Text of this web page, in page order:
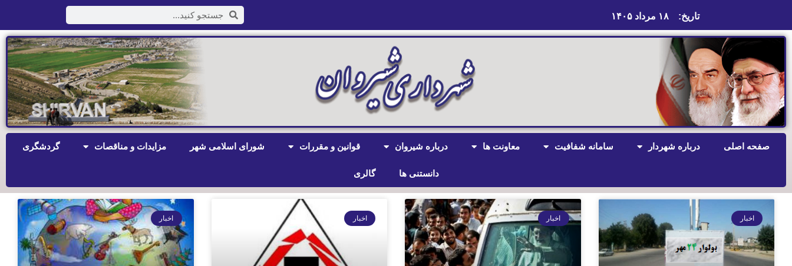
تاریخ: ۱۸ مرداد ۱۴۰۵
صفحه اصلی درباره شهردار سامانه شفافیت معاونت ها درباره شیروان قوانین و مقررات شورای اسلامی شهر مزایدات و مناقصات گردشگری
دانستنی ها گالری
اخبار اخبار اخبار اخبار